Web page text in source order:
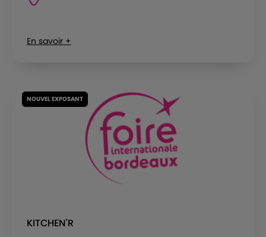
En savoir +
NOUVEL EXPOSANT
KITCHEN'R